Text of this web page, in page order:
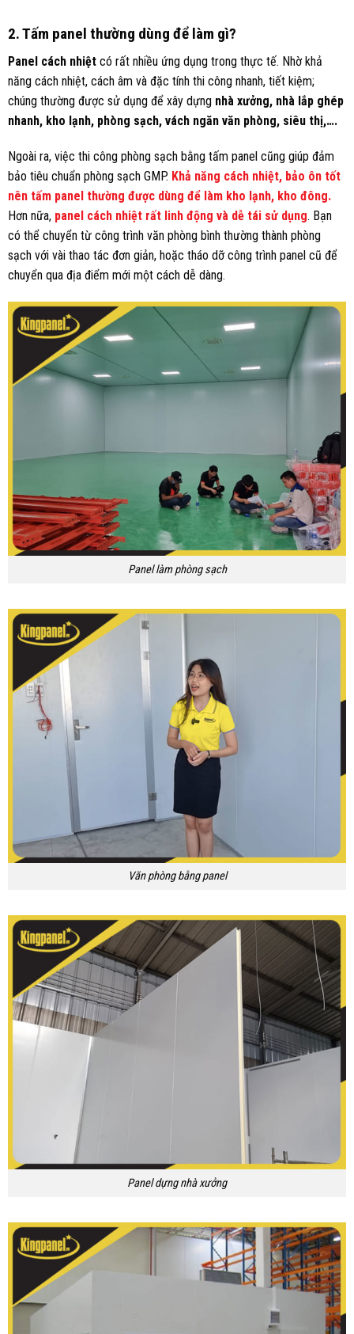
2. Tấm panel thường dùng để làm gì?
Panel cách nhiệt có rất nhiều ứng dụng trong thực tế. Nhờ khả
năng cách nhiệt, cách âm và đặc tính thi công nhanh, tiết kiệm;
chúng thường được sử dụng để xây dựng nhà xưởng, nhà lắp ghép
nhanh, kho lạnh, phòng sạch, vách ngăn văn phòng, siêu thị,….
Ngoài ra, việc thi công phòng sạch bằng tấm panel cũng giúp đảm
bảo tiêu chuẩn phòng sạch GMP. Khả năng cách nhiệt, bảo ôn tốt
nên tấm panel thường được dùng để làm kho lạnh, kho đông.
Hơn nữa, panel cách nhiệt rất linh động và dễ tái sử dụng. Bạn
có thể chuyển từ công trình văn phòng bình thường thành phòng
sạch với vài thao tác đơn giản, hoặc tháo dỡ công trình panel cũ để
chuyển qua địa điểm mới một cách dễ dàng.
Panel làm phòng sạch
Văn phòng bằng panel
Panel dựng nhà xưởng